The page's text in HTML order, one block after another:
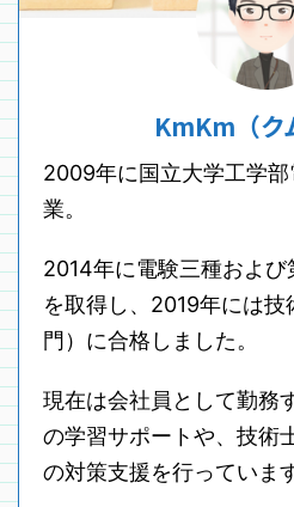
KmKm（ク
2009年に国立大学工学
業。
2014年に電験三種および
を取得し、2019年には技
門）に合格しました。
現在は会社員として勤務
の学習サポートや、技術
の対策支援を行っています